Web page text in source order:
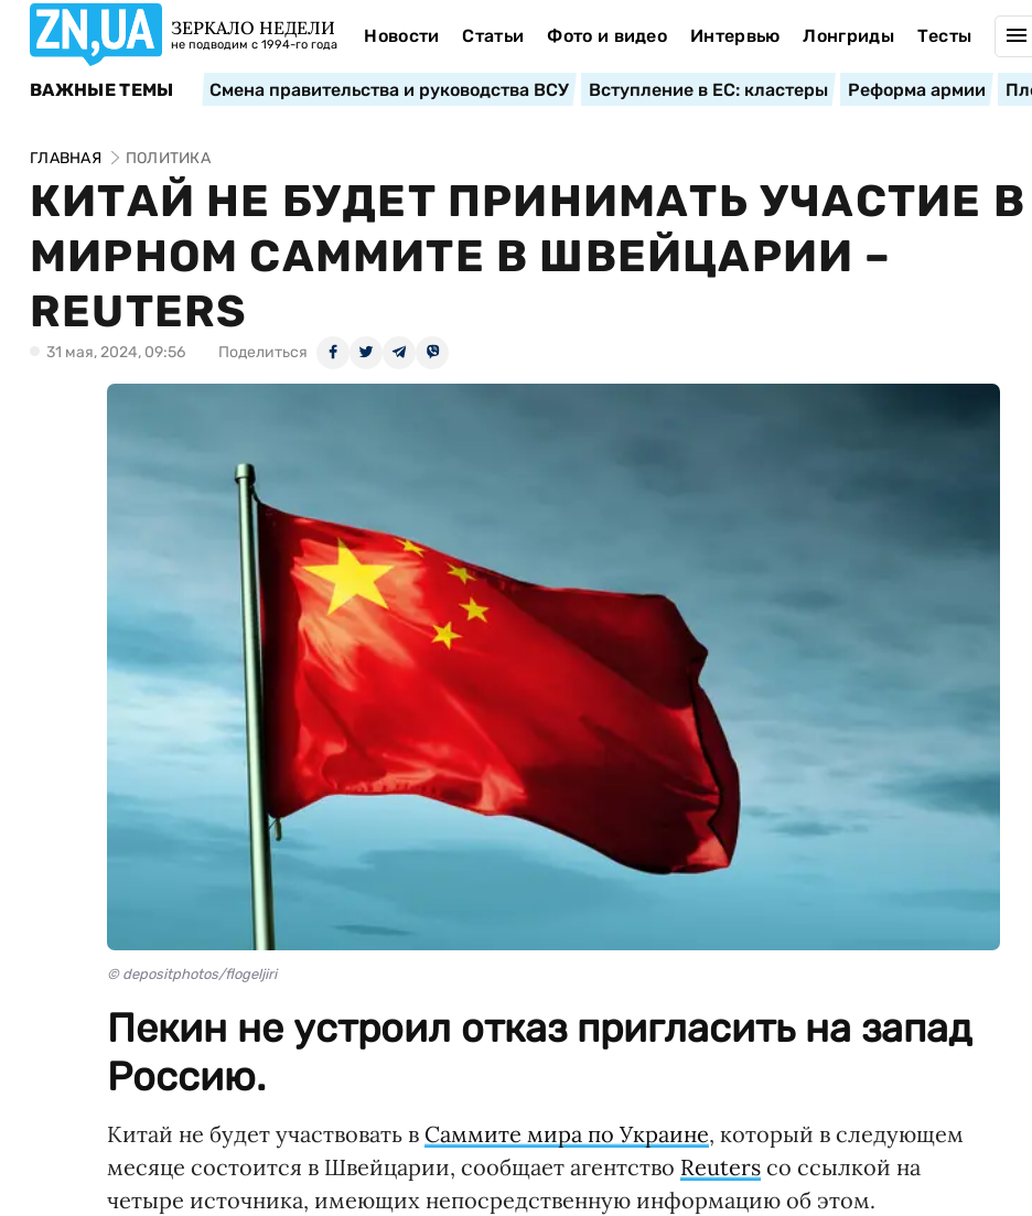
ЗЕРКАЛО НЕДЕЛИ
не подводим с 1994-го года Новости Статьи Фото и видео Интервью Лонгриды Тесты
ВАЖНЫЕ ТЕМЫ Смена правительства и руководства ВСУ Вступление в ЕС: кластеры Реформа армии
ГЛАВНАЯ ПОЛИТИКА
КИТАЙ НЕ БУДЕТ ПРИНИМАТЬ УЧАСТИЕ В
МИРНОМ САММИТЕ В ШВЕЙЦАРИИ –
REUTERS
31 мая, 2024, 09:56 Поделиться
© depositphotos/flogeljiri
Пекин не устроил отказ пригласить на запад
Россию.
Китай не будет участвовать в Саммите мира по Украине, который в следующем
месяце состоится в Швейцарии, сообщает агентство Reuters со ссылкой на
четыре источника, имеющих непосредственную информацию об этом.